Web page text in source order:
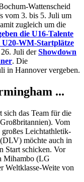
Wattenscheid
vom 3. bis 5. Juli um
zugleich um die
die U16-Talente
WM-Startplätze
Juli derShowdown
. Die
in Hannover vergeben.
...
sich das Team für die
Vom
Leichtathletik-
möchte auch in
Start schicken. Vor
Mihambo (LG
Weltklasse-Weite von